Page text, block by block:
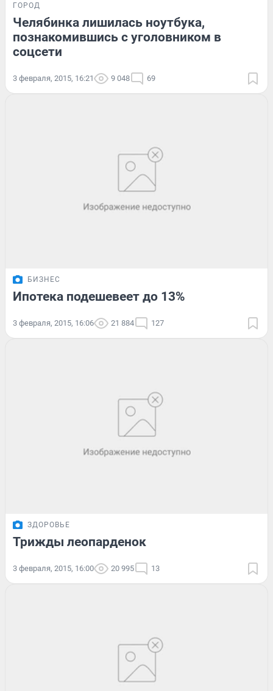
ГОРОД
Челябинка лишилась ноутбука,
познакомившись с уголовником в
соцсети
3 февраля, 2015, 16:21 9 048 69
БИЗНЕС
Ипотека подешевеет до 13%
3 февраля, 2015, 16:06 21 884 127
ЗДОРОВЬЕ
Трижды леопарденок
3 февраля, 2015, 16:00 20 995 13